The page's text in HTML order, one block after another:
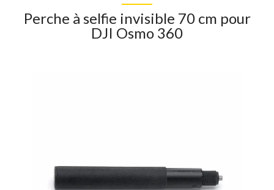
Perche à selfie invisible 70 cm pour
DJI Osmo 360